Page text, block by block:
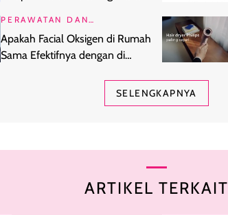
PERAWATAN DAN
Apakah Facial Oksigen di Rumah
Sama Efektifnya dengan di
SELENGKAPNYA
ARTIKEL TERKAIT